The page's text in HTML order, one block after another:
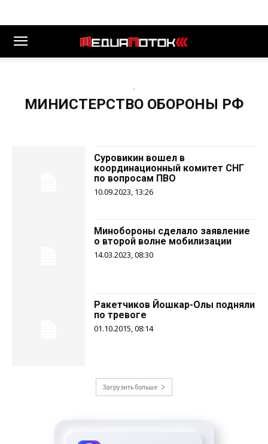
-
МИНИСТЕРСТВО ОБОРОНЫ РФ
Суровикин вошел в
координационный комитет СНГ
по вопросам ПВО
10.09.2023, 13:26
Минобороны сделало заявление
о второй волне мобилизации
14.03.2023, 08:30
Ракетчиков Йошкар-Олы подняли
по тревоге
01.10.2015, 08:14
Загрузить больше